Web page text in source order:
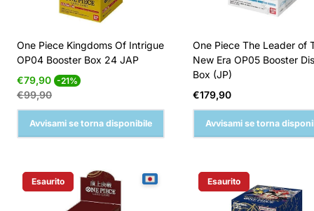
One Piece Kingdoms Of Intrigue
OP04 Booster Box 24 JAP
Prezzo
di
vendita
€79,90 -21% Prezzo
€99,90
Avvisami se torna disponibile
One Piece The Leader of
New Era OP05 Booster
Box (JP)
Prezzo
normale
€179,90
Avvisami se torna
Etichetta Del Prodotto:
Esaurito Etichetta Del Prodotto:
Esaurito